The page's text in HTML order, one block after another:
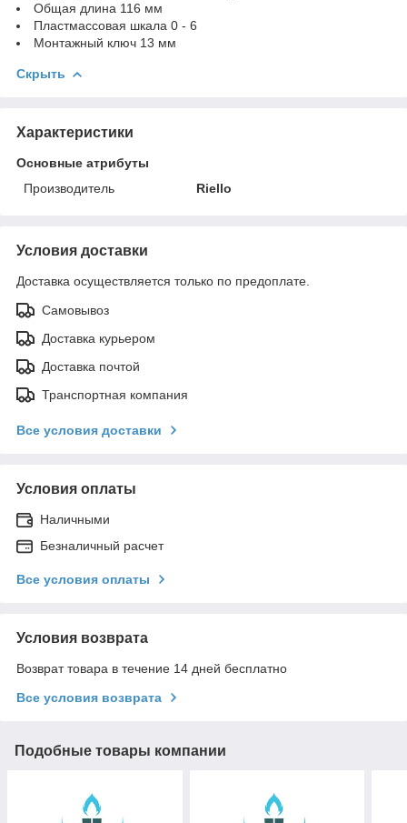
Общая длина 116 мм
Пластмассовая шкала 0 - 6
Монтажный ключ 13 мм
Скрыть
Характеристики
Основные атрибуты
Производитель
Riello
Условия доставки
Доставка осуществляется только по предоплате.
Самовывоз
Доставка курьером
Доставка почтой
Транспортная компания
Все условия доставки
Условия оплаты
Наличными
Безналичный расчет
Все условия оплаты
Условия возврата
Возврат товара в течение 14 дней бесплатно
Все условия возврата
Подобные товары компании